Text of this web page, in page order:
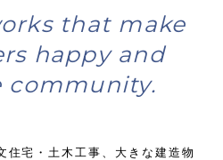
that make
happy and
community.
住宅・土木工事、大きな建造物